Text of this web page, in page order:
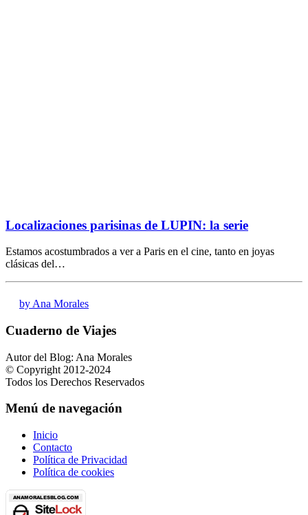
Localizaciones parisinas de LUPIN: la serie
Estamos acostumbrados a ver a Paris en el cine, tanto en joyas
clásicas del…
by Ana Morales
Cuaderno de Viajes
Autor del Blog: Ana Morales
© Copyright 2012-2024
Todos los Derechos Reservados
Menú de navegación
Inicio
Contacto
Política de Privacidad
Política de cookies